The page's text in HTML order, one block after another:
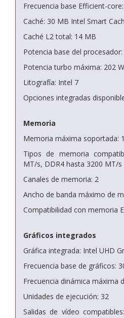
Frecuencia base Efficient-
Caché: 30 MB Intel Smart
Caché L2 total: 14 MB
Potencia base del
Potencia turbo máxima: 202 W
Litografía: Intel 7
Opciones integradas
Memoria
Memoria máxima soportada:
Tipos de memoria
MT/s, DDR4 hasta 3200 MT/s
Canales de memoria: 2
Ancho de banda máximo de
Compatibilidad con memoria
Gráficos integrados
Gráfica integrada: Intel UHD
Frecuencia base de gráficos:
Frecuencia dinámica máxima
Unidades de ejecución: 32
Salidas de vídeo